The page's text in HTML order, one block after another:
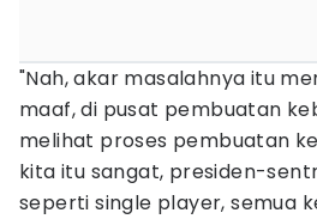
"Nah, akar masalahnya itu
maaf, di pusat pembuatan
melihat proses pembuatan
kita itu sangat, presiden-
seperti single player, semua